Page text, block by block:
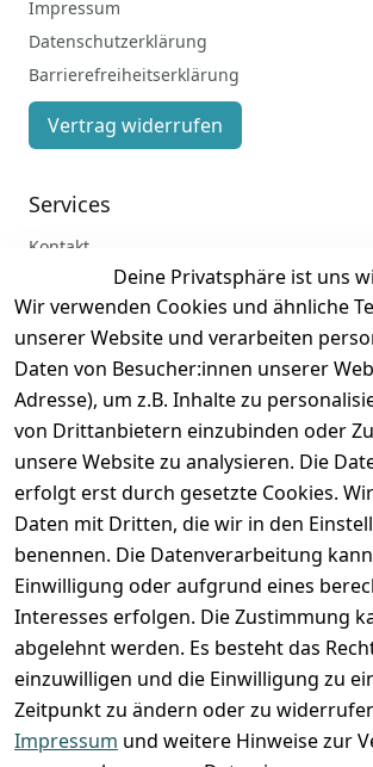
Deine Privatsphäre ist uns
Wir verwenden Cookies und ähnliche
unserer Website und verarbeiten
Daten von Besucher:innen unserer
Adresse), um z.B. Inhalte zu
von Drittanbietern einzubinden oder
unsere Website zu analysieren. Die
erfolgt erst durch gesetzte Cookies.
Daten mit Dritten, die wir in den
benennen. Die Datenverarbeitung
Einwilligung oder aufgrund eines
Interesses erfolgen. Die Zustimmung
abgelehnt werden. Es besteht das
einzuwilligen und die Einwilligung zu
Zeitpunkt zu ändern oder zu
Impressum und weitere Hinweise zur
Impressum
Datenschutzerklärung
Barrierefreiheitserklärung
Vertrag widerrufen
Services
Kontakt
Registrieren
Zahlung und Versand
VORKASSE